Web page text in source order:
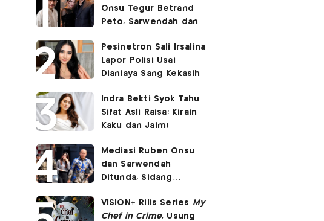
Onsu Tegur Betrand
Peto, Sarwendah dan
Kemesraan
Pesinetron Sali Irsalina
Lapor Polisi Usai
Dianiaya Sang Kekasih
Indra Bekti Syok Tahu
Sifat Asli Raisa: Kirain
Kaku dan Jaim!
Mediasi Ruben Onsu
dan Sarwendah
Ditunda, Sidang
VISION+ Rilis Series My
Chef in Crime, Usung